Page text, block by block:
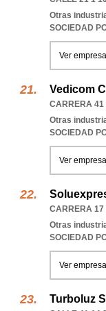
Otras
SOCIEDAD
Ver empresa
Vedicom
CARRERA 41
Otras
SOCIEDAD
Ver empresa
CARRERA 17
Otras
SOCIEDAD
Ver empresa
Turboluz